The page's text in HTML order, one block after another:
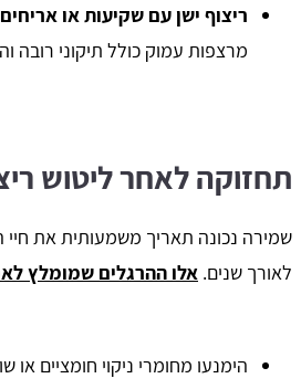
ריצוף ישן עם שקיעות או
מרצפות עמוק כולל תיקוני רובה
תחזוקה לאחר ליטוש
שמירה נכונה תאריך משמעותית את
לאורך שנים. אלו ההרגלים שמומלץ
הימנעו מחומרי ניקוי חומציים או